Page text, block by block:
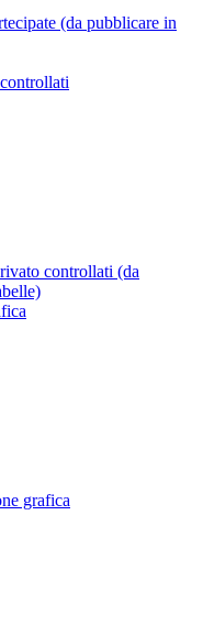
(da pubblicare in
controllati (da
grafica